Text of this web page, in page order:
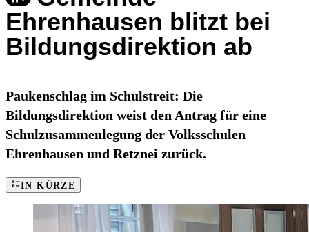
Ehrenhausen blitzt bei
Bildungsdirektion ab
Paukenschlag im Schulstreit: Die
Bildungsdirektion weist den Antrag für eine
Schulzusammenlegung der Volksschulen
Ehrenhausen und Retznei zurück.
IN KÜRZE